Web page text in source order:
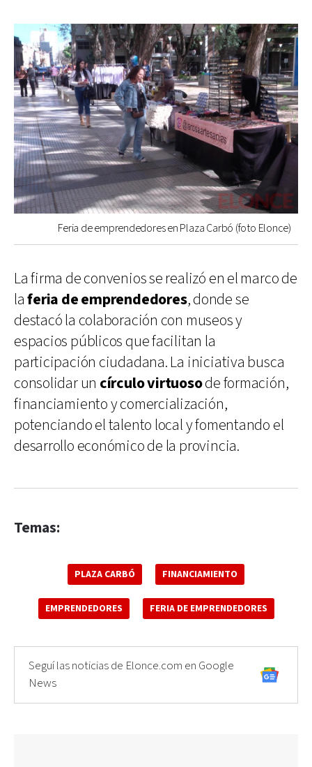
Feria de emprendedores en Plaza Carbó (foto Elonce)
La firma de convenios se realizó en el marco de
laferia de emprendedores, donde se
destacó la colaboración con museos y
espacios públicos que facilitan la
participación ciudadana. La iniciativa busca
consolidar un círculo virtuosode formación,
financiamiento y comercialización,
potenciando el talento local y fomentando el
desarrollo económico de la provincia.
Temas:
PLAZA CARBÓ FINANCIAMIENTO
EMPRENDEDORES FERIA DE EMPRENDEDORES
Seguí las noticias de Elonce.com en Google
News